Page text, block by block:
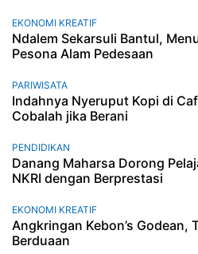
EKONOMI KREATIF
Ndalem Sekarsuli Bantul,
Pesona Alam Pedesaan
PARIWISATA
Indahnya Nyeruput Kopi di
Cobalah jika Berani
PENDIDIKAN
Danang Maharsa Dorong
NKRI dengan Berprestasi
EKONOMI KREATIF
Angkringan Kebon’s Godean,
Berduaan